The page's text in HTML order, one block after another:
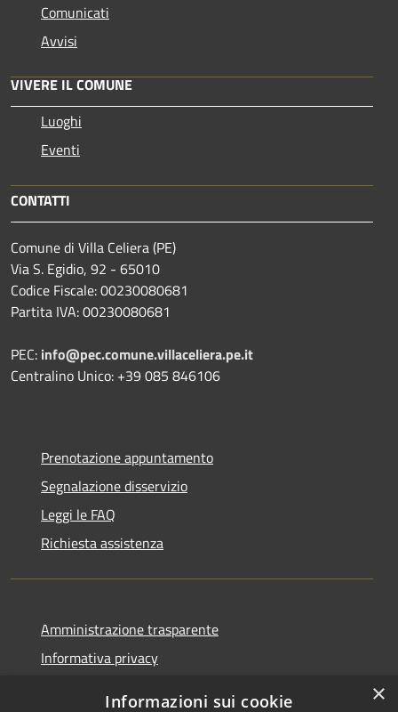
Comunicati
Avvisi
VIVERE IL COMUNE
Luoghi
Eventi
CONTATTI
Comune di Villa Celiera (PE)
Via S. Egidio, 92 - 65010
Codice Fiscale: 00230080681
Partita IVA: 00230080681
PEC: info@pec.comune.villaceliera.pe.it
Centralino Unico: +39 085 846106
Prenotazione appuntamento
Segnalazione disservizio
Leggi le FAQ
Richiesta assistenza
Amministrazione trasparente
Informativa privacy
×
Informazioni sui cookie